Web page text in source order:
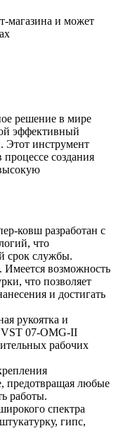
магазина и может
решение в мире
эффективный
Этот инструмент
создания
ковш разработан с
что
срок службы.
. Имеется возможность
что позволяет
и достигать
рукоятка и
07-OMG-II
рабочих
предотвращая любые
работы.
спектра
гипс,